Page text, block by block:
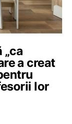
„ca
a creat
lor